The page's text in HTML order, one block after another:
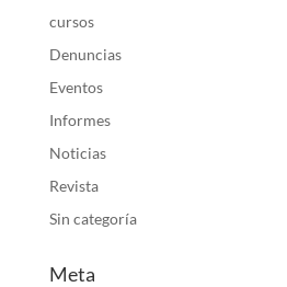
cursos
Denuncias
Eventos
Informes
Noticias
Revista
Sin categoría
Meta